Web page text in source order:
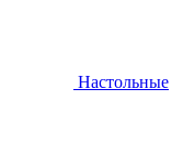
Настольные